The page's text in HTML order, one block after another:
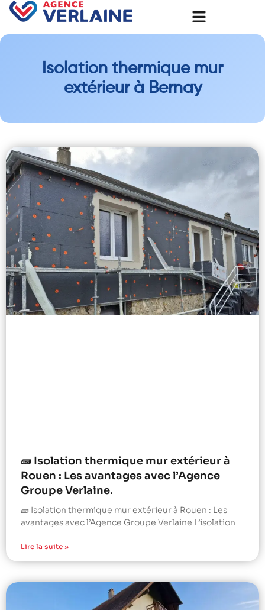
Isolation thermique mur
extérieur à Bernay
🧱 Isolation thermique mur extérieur à
Rouen : Les avantages avec l’Agence
Groupe Verlaine.
🧱 Isolation thermique mur extérieur à Rouen : Les
avantages avec l’Agence Groupe Verlaine L’isolation
Lire la suite »